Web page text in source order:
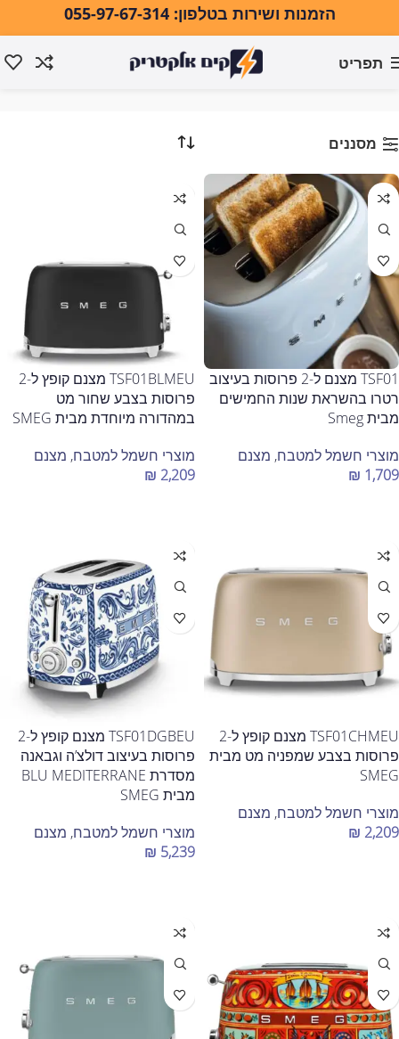
הזמנות ושירות בטלפון: 055-97-67-314
תפריט
מוצרי חשמל למטבח מצנם
מסננים
TSF01 מצנם ל-2 פרוסות בעיצוב
רטרו בהשראת שנות החמישים
מבית Smeg
מוצרי חשמל למטבח, מצנם
₪ 1,709
TSF01BLMEU מצנם קופץ ל-2
פרוסות בצבע שחור מט
במהדורה מיוחדת מבית SMEG
מוצרי חשמל למטבח, מצנם
₪ 2,209
TSF01CHMEU מצנם קופץ ל-2
פרוסות בצבע שמפניה מט מבית
SMEG
מוצרי חשמל למטבח, מצנם
₪ 2,209
TSF01DGBEU מצנם קופץ ל-2
פרוסות בעיצוב דולצ’ה וגבאנה
מסדרת BLU MEDITERRANE
מבית SMEG
מוצרי חשמל למטבח, מצנם
₪ 5,239